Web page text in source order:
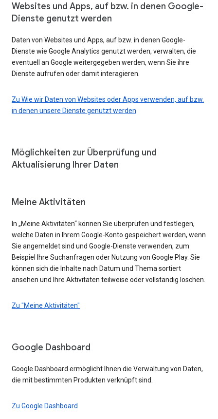
Websites und Apps, auf bzw. in denen Google-
Dienste genutzt werden
Daten von Websites und Apps, auf bzw. in denen Google-
Dienste wie Google Analytics genutzt werden, verwalten, die
eventuell an Google weitergegeben werden, wenn Sie ihre
Dienste aufrufen oder damit interagieren.
Zu Wie wir Daten von Websites oder Apps verwenden, auf bzw.
in denen unsere Dienste genutzt werden
Möglichkeiten zur Überprüfung und
Aktualisierung Ihrer Daten
Meine Aktivitäten
In „Meine Aktivitäten“ können Sie überprüfen und festlegen,
welche Daten in Ihrem Google-Konto gespeichert werden, wenn
Sie angemeldet sind und Google-Dienste verwenden, zum
Beispiel Ihre Suchanfragen oder Nutzung von Google Play. Sie
können sich die Inhalte nach Datum und Thema sortiert
ansehen und Ihre Aktivitäten teilweise oder vollständig löschen.
Zu "Meine Aktivitäten"
Google Dashboard
Google Dashboard ermöglicht Ihnen die Verwaltung von Daten,
die mit bestimmten Produkten verknüpft sind.
Zu Google Dashboard